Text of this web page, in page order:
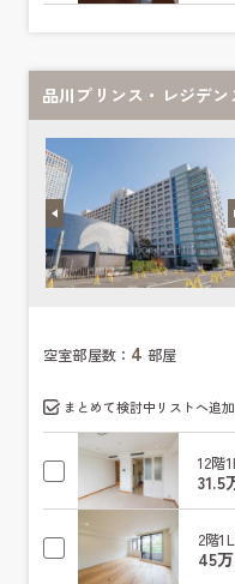
品川プリンス・レジデン
空室部屋数： 4 部屋
まとめて検討中リストへ追
12階
31.5
2階
45